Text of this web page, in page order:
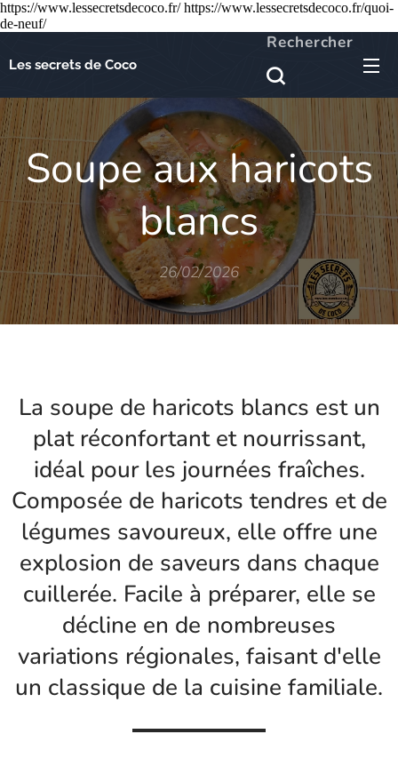
https://www.lessecretsdecoco.fr/ https://www.lessecretsdecoco.fr/quoi-
de-neuf/
Les secrets de Coco
Rechercher
Soupe aux haricots
blancs
26/02/2026
La soupe de haricots blancs est un
plat réconfortant et nourrissant,
idéal pour les journées fraîches.
Composée de haricots tendres et de
légumes savoureux, elle offre une
explosion de saveurs dans chaque
cuillerée. Facile à préparer, elle se
décline en de nombreuses
variations régionales, faisant d'elle
un classique de la cuisine familiale.